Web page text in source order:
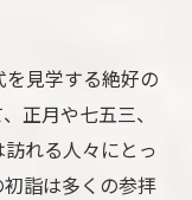
見学する絶好の
正月や七五三、
れる人々にとっ
詣は多くの参拝